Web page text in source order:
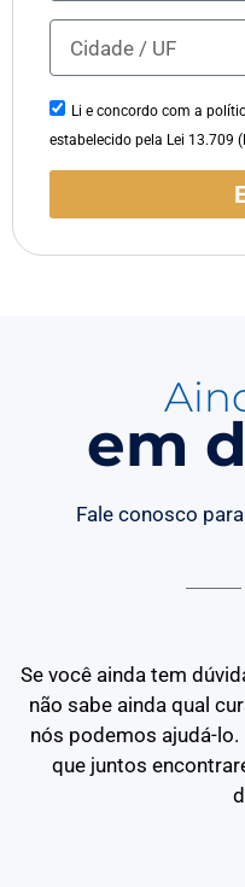
Li e concordo com a
estabelecido pela Lei 13.709
em
Fale conosco
Se você ainda tem
não sabe ainda qual
nós podemos ajudá-
que juntos